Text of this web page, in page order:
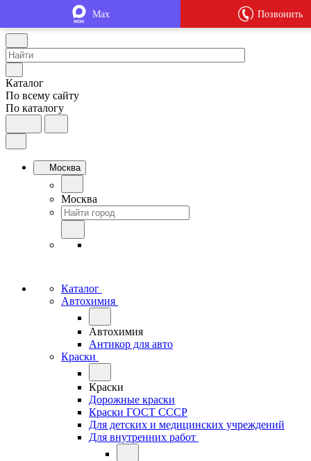
Каталог
По всему сайту
По каталогу
Москва
Москва
Каталог
Автохимия
Автохимия
Антикор для авто
Краски
Краски
Дорожные краски
Краски ГОСТ СССР
Для детских и медицинских учреждений
Для внутренних работ
Max Позвонить